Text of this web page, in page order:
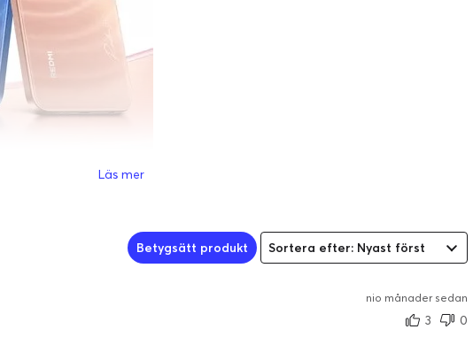
Läs mer
Betygsätt produkt Sortera efter: Nyast först
nio månader sedan
3
0